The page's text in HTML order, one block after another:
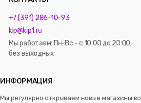
+7 (391) 286-10-93
kip@kip1.ru
Мы работаем: Пн-Вс - с 10:00 до 20:00,
без выходных
ИНФОРМАЦИЯ
Мы регулярно открываем новые магазины во